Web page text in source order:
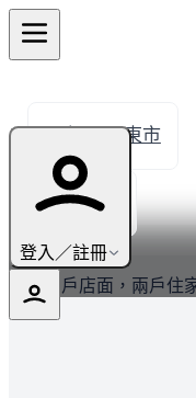
登入／註冊
← 返回屏東市
生活機能
最新
剩餘兩戶店面，兩戶住